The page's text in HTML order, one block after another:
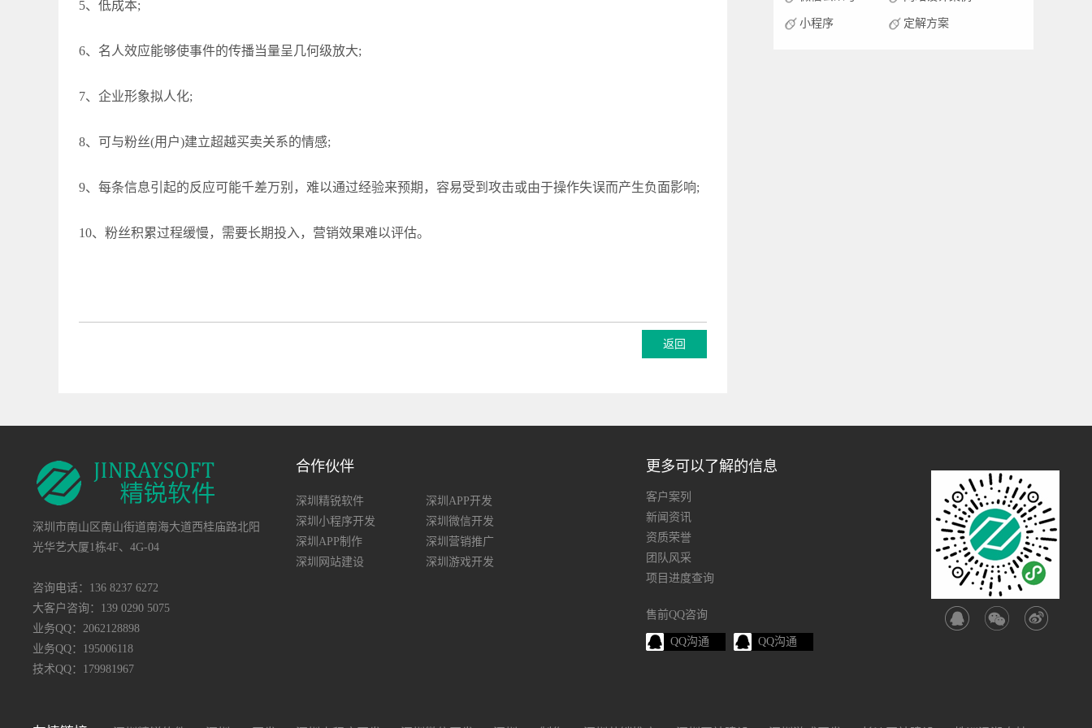
5、低成本;
6、名人效应能够使事件的传播当量呈几何级放大;
7、企业形象拟人化;
8、可与粉丝(用户)建立超越买卖关系的情感;
9、每条信息引起的反应可能千差万别，难以通过经验来预期，容易受到攻击或由于操作失误而产生负面影响;
10、粉丝积累过程缓慢，需要长期投入，营销效果难以评估。
小程序 定解方案
深圳市南山区南山街道南海大道西桂庙路北阳
光华艺大厦1栋4F、4G-04
咨询电话：136 8237 6272
大客户咨询：139 0290 5075
业务QQ：2062128898
业务QQ：195006118
技术QQ：179981967
合作伙伴
深圳精锐软件
深圳APP开发
深圳小程序开发
深圳微信开发
深圳APP制作
深圳营销推广
深圳网站建设
深圳游戏开发
更多可以了解的信息
客户案列
新闻资讯
资质荣誉
团队风采
项目进度查询
售前QQ咨询
QQ沟通 QQ沟通